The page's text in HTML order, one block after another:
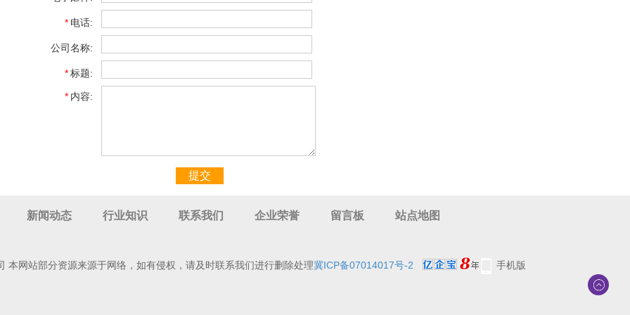
* 电话:
公司名称:
*标题:
* 内容:
提交
新闻动态 行业知识 联系我们 企业荣誉 留言板 站点地图
本网站部分资源来源于网络，如有侵权，请及时联系我们进行删除处理冀ICP备07014017号-2 手机版